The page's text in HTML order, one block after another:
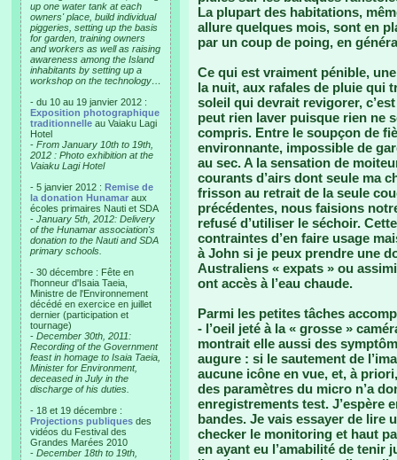
up one water tank at each
owners' place, build individual
piggeries, setting up the basis
for garden, training owners
and workers as well as raising
awareness among the Island
inhabitants by setting up a
workshop on the technology…
- du 10 au 19 janvier 2012 :
Exposition photographique
traditionnelle au Vaiaku Lagi
Hotel
- From January 10th to 19th,
2012 : Photo exhibition at the
Vaiaku Lagi Hotel
- 5 janvier 2012 : Remise de
la donation Hunamar aux
écoles primaires Nauti et SDA
- January 5th, 2012: Delivery
of the Hunamar association's
donation to the Nauti and SDA
primary schools.
- 30 décembre : Fête en
l'honneur d'Isaia Taeia,
Ministre de l'Environnement
décédé en exercice en juillet
dernier (participation et
tournage)
- December 30th, 2011:
Recording of the Government
feast in homage to Isaia Taeia,
Minister for Environment,
deceased in July in the
discharge of his duties.
- 18 et 19 décembre :
Projections publiques des
vidéos du Festival des
Grandes Marées 2010
- December 18th to 19th,
La plupart des habitations,
allure quelques mois, sont en
par un coup de poing, en
Ce qui est vraiment pénible,
la nuit, aux rafales de pluie qui
soleil qui devrait revigorer,
peut rien laver puisque rien ne
compris. Entre le soupçon de
environnante, impossible de
au sec. A la sensation de
courants d’airs dont seule ma
frisson au retrait de la seule
précédentes, nous faisions
refusé d’utiliser le séchoir.
contraintes d’en faire usage
à John si je peux prendre une
Australiens « expats » ou
ont accès à l’eau chaude.
Parmi les petites tâches
- l’oeil jeté à la « grosse »
montrait elle aussi des
augure : si le sautement de
aucune icône en vue, et, à
des paramètres du micro n’a
enregistrements test. J’espère
bandes. Je vais essayer de lire
checker le monitoring et haut
en ayant eu l’amabilité de tenir